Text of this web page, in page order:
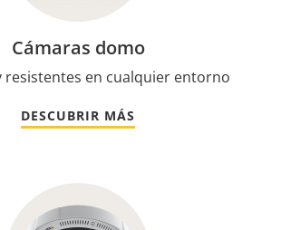
Cámaras domo
resistentes en cualquier entorno
DESCUBRIR MÁS